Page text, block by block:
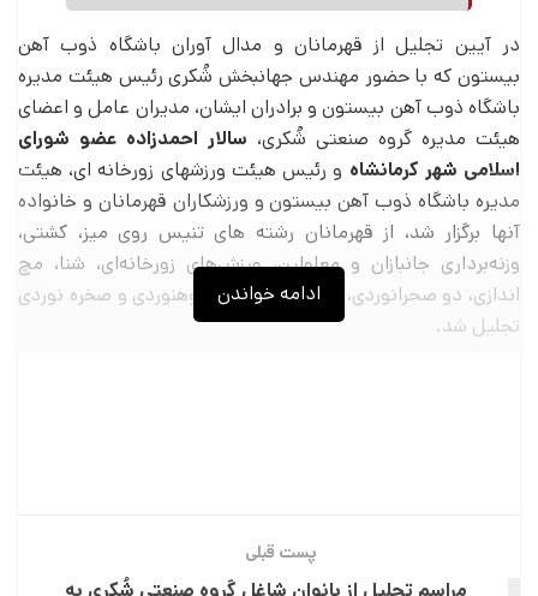
در آیین تجلیل از قهرمانان و مدال آوران باشگاه ذوب آهن
بیستون که با حضور مهندس جهانبخش شُکری رئیس هیئت مدیره
باشگاه ذوب آهن بیستون و برادران ایشان، مدیران عامل و اعضای
هیئت مدیره گروه صنعتی شُکری، سالار احمدزاده عضو شورای
اسلامی شهر کرمانشاه و رئیس هیئت ورزشهای زورخانه ای، هیئت
مدیره باشگاه ذوب آهن بیستون و ورزشکاران قهرمانان و خانواده
آنها برگزار شد، از قهرمانان رشته های تنیس روی میز، کشتی،
وزنه‌برداری جانبازان و معلولین، ورزش‌های زورخانه‌ای، شنا، مچ
اندازی، دو صحرانوردی، تکواندو، شطرنج، کوهنوردی و صخره نوردی
تجلیل شد.
ادامه خواندن
پست قبلی